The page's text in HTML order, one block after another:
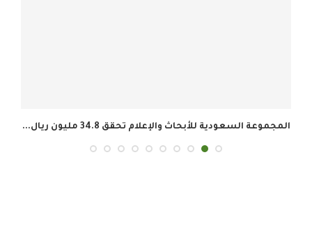
المجموعة السعودية للأبحاث والإعلام تحقق 34.8 مليون ريال...